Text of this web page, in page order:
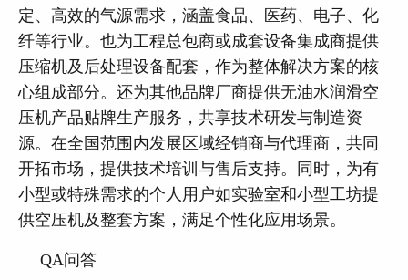
定、高效的气源需求，涵盖食品、医药、电子、化
纤等行业。也为工程总包商或成套设备集成商提供
压缩机及后处理设备配套，作为整体解决方案的核
心组成部分。还为其他品牌厂商提供无油水润滑空
压机产品贴牌生产服务，共享技术研发与制造资
源。在全国范围内发展区域经销商与代理商，共同
开拓市场，提供技术培训与售后支持。同时，为有
小型或特殊需求的个人用户如实验室和小型工坊提
供空压机及整套方案，满足个性化应用场景。
QA问答